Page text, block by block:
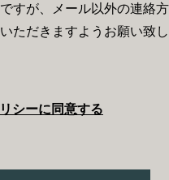
すが、メール以外の連絡方
ただきますようお願い致し
シーに同意する